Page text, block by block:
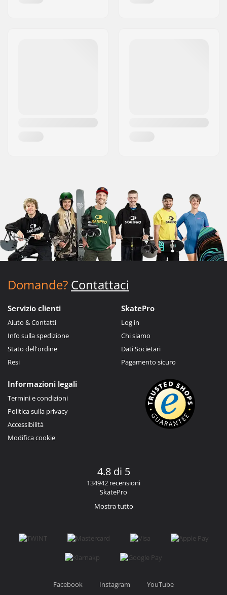
Domande? Contattaci
Servizio clienti
Aiuto & Contatti
Info sulla spedizione
Stato dell'ordine
Resi
SkatePro
Log in
Chi siamo
Dati Societari
Pagamento sicuro
Informazioni legali
Termini e condizioni
Politica sulla privacy
Accessibilità
Modifica cookie
4.8 di 5
134942 recensioni
SkatePro
Mostra tutto
Facebook Instagram YouTube